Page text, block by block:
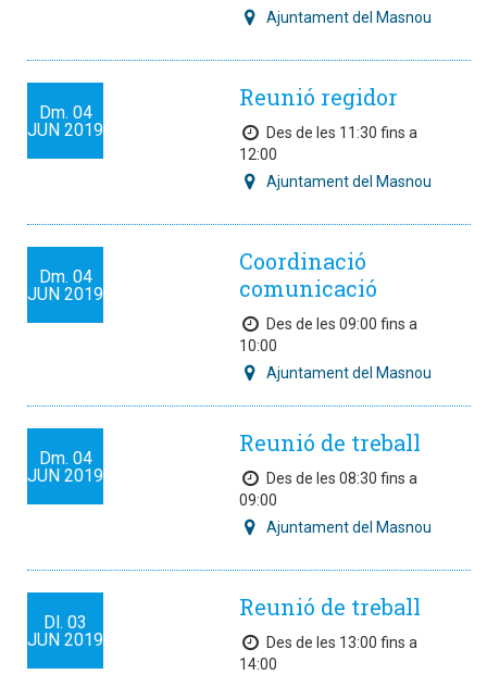
Ajuntament del Masnou
Dm. 04
JUN 2019
Reunió regidor
Des de les 11:30 fins a
12:00
Ajuntament del Masnou
Dm. 04
JUN 2019
Coordinació
comunicació
Des de les 09:00 fins a
10:00
Ajuntament del Masnou
Dm. 04
JUN 2019
Reunió de treball
Des de les 08:30 fins a
09:00
Ajuntament del Masnou
Dl. 03
JUN 2019
Reunió de treball
Des de les 13:00 fins a
14:00